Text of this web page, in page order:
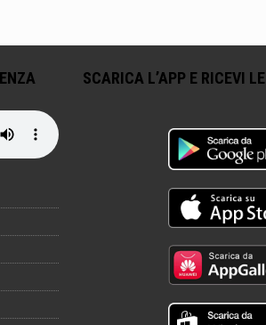
SCARICA L’APP E RICEVI